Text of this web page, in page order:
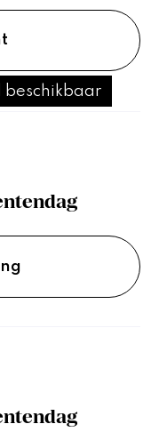
beschikbaar